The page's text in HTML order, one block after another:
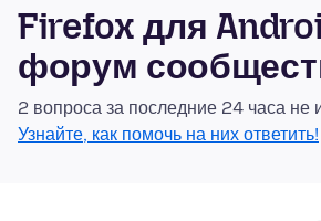
Firefox для
форум
2 вопроса за последние 24 часа не
Узнайте, как помочь на них ответить!